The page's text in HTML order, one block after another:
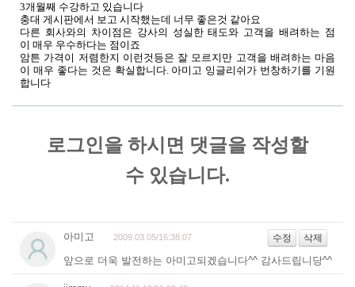
3개월째 수강하고 있습니다
충대 게시판에서 보고 시작했는데 너무 좋은것 같아요
다른 회사와의 차이점은 강사의 성실한 태도와 고객을 배려하는 점
이 매우 우수하다는 점이죠
암튼 가격이 저렴한지 이런것등은 잘 모르지만 고객을 배려하는 마음
이 매우 좋다는 것은 확실합니다. 아미고 잉글리쉬가 번창하기를 기원
합니다